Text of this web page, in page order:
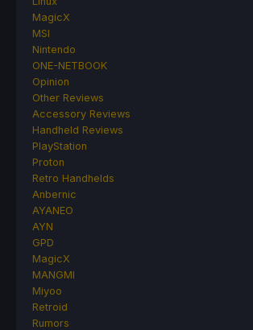
MagicX
MSI
Nintendo
ONE-NETBOOK
Opinion
Other Reviews
Accessory Reviews
Handheld Reviews
PlayStation
Proton
Retro Handhelds
Anbernic
AYANEO
AYN
GPD
MagicX
MANGMI
Miyoo
Retroid
Rumors